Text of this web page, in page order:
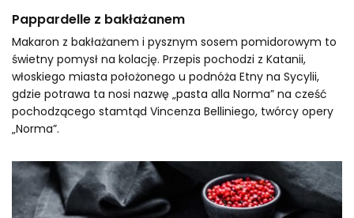
Pappardelle z bakłażanem
Makaron z bakłażanem i pysznym sosem pomidorowym to
świetny pomysł na kolację. Przepis pochodzi z Katanii,
włoskiego miasta położonego u podnóża Etny na Sycylii,
gdzie potrawa ta nosi nazwę „pasta alla Norma” na cześć
pochodzącego stamtąd Vincenza Belliniego, twórcy opery
„Norma”.